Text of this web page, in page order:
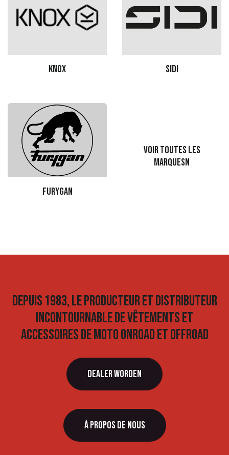
Knox sidi
Furygan
Voir toutes les
marquesn
Depuis 1983, le producteur et distributeur
incontournable de vêtements et
accessoires de moto onroad et offroad
dealeR WORDEN
À propos de nous